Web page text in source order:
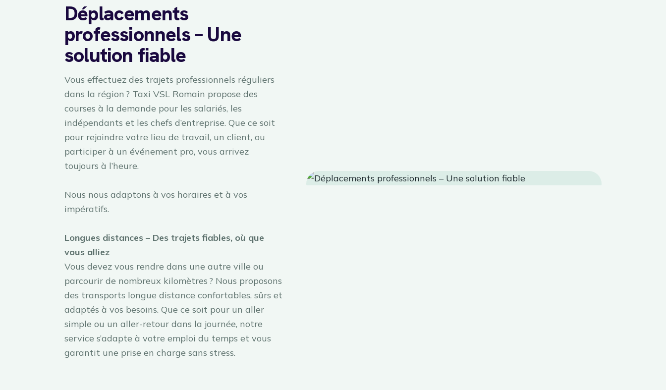
Déplacements
professionnels – Une
solution fiable
Vous effectuez des trajets professionnels réguliers
dans la région ? Taxi VSL Romain propose des
courses à la demande pour les salariés, les
indépendants et les chefs d’entreprise. Que ce soit
pour rejoindre votre lieu de travail, un client, ou
participer à un événement pro, vous arrivez
toujours à l’heure.
Nous nous adaptons à vos horaires et à vos
impératifs.
Longues distances – Des trajets fiables, où que
vous alliez
Vous devez vous rendre dans une autre ville ou
parcourir de nombreux kilomètres ? Nous proposons
des transports longue distance confortables, sûrs et
adaptés à vos besoins. Que ce soit pour un aller
simple ou un aller-retour dans la journée, notre
service s’adapte à votre emploi du temps et vous
garantit une prise en charge sans stress.